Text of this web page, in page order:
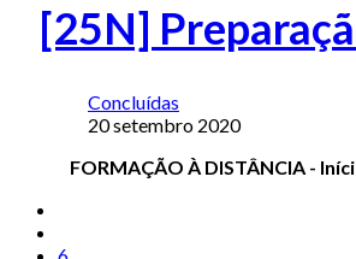
[25N]
Concluídas
20 setembro 2020
FORMAÇÃO À DISTÂNCIA -